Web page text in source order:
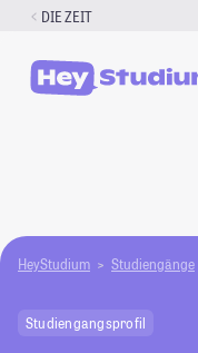
Zum
springen
DIE ZEIT
HeyStudium Studiengänge
Studiengangsprofil